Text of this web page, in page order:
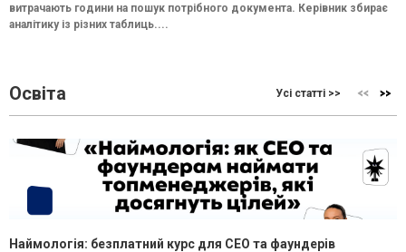
витрачають години на пошук потрібного документа. Керівник збирає
аналітику із різних таблиць....
Освіта Усі статті >>
Наймологія: безплатний курс для CEO та фаундерів